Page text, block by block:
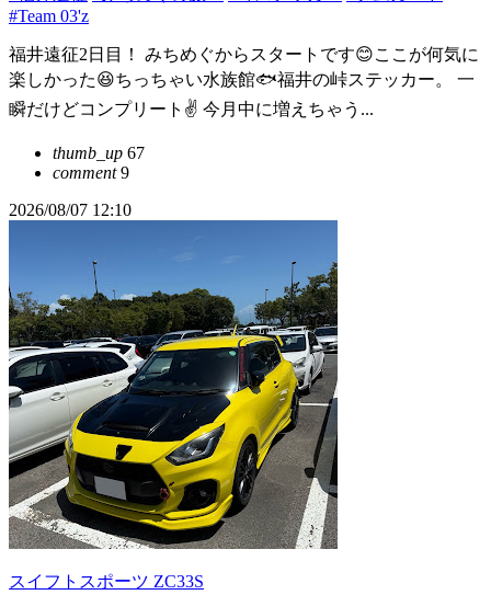
#Team 03'z
福井遠征2日目！ みちめぐからスタートです😊ここが何気に
楽しかった😆ちっちゃい水族館🐟福井の峠ステッカー。 一
瞬だけどコンプリート✌️ 今月中に増えちゃう...
thumb_up 67
comment9
2026/08/07 12:10
スイフトスポーツ ZC33S